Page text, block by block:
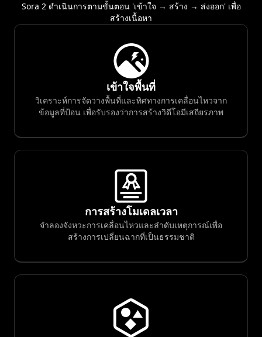
Sora 2 ดำเนินการตามขั้นตอน 'เข้าใจ → สร้าง → ส่งออก' เพื่อ
สร้างเนื้อหา
เข้าใจพื้นที่
วิเคราะห์การจัดวางพื้นที่และทิศทางการเคลื่อนไหวจาก
ข้อมูลที่ป้อน เพื่อรับรองว่าการสร้างวิดีโอมีเสถียรภาพ
การสร้างโมเดลเวลา
จำลองจังหวะการเคลื่อนไหวและลำดับเหตุการณ์เพื่อ
สร้างการเปลี่ยนฉากที่เป็นธรรมชาติ